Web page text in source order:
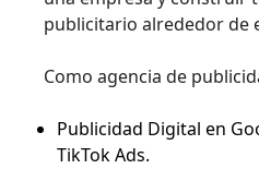
publicitario alrededor de
Como agencia de
Publicidad Digital en
TikTok Ads.